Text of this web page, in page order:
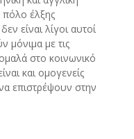
πόλο έλξης
είναι λίγοι αυτοί
μόνιμα με τις
στο κοινωνικό
και ομογενείς
επιστρέψουν στην